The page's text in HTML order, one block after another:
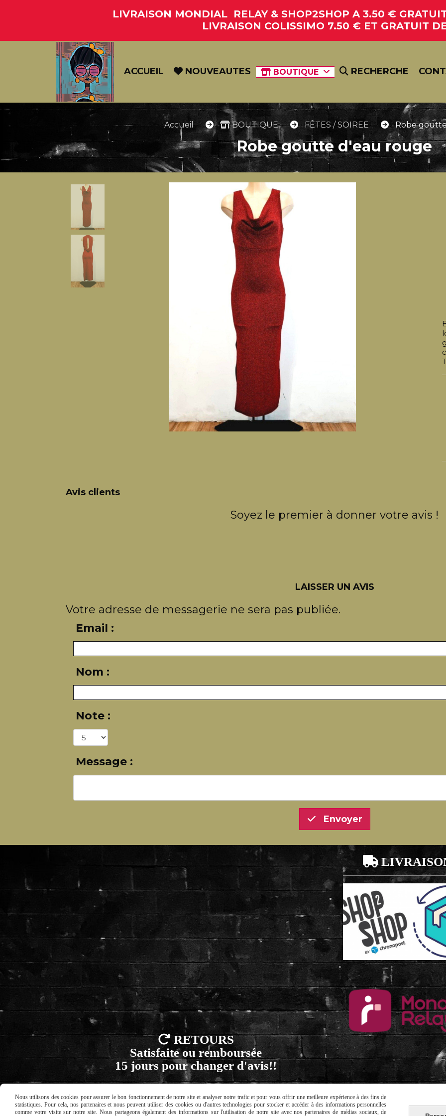
LIVRAISON MONDIAL RELAY & SHOP2SHOP A 3.50 €
LIVRAISON COLISSIMO 7.50 € ET GRATUIT
ACCUEIL NOUVEAUTES BOUTIQUE RECHERCHE
Accueil BOUTIQUE FÊTES / SOIREE Robe
Robe goutte d'eau rouge
Avis clients
Soyez le premier à donner votre avis !
LAISSER UN AVIS
Votre adresse de messagerie ne sera pas publiée.
Email :
Nom :
Note :
Message :
Envoyer
 RETOURS
Satisfaite ou remboursée
15 jours pour changer d'avis!!

Nous utilisons des cookies pour assurer le bon fonctionnement de notre site et analyser notre trafic et pour vous offrir une meilleure expérience à des fins de
statistiques. Pour cela, nos partenaires et nous peuvent utiliser des cookies ou d'autres technologies pour stocker et accéder à des informations personnelles
comme votre visite sur notre site. Nous partageons également des informations sur l'utilisation de notre site avec nos partenaires de médias sociaux, de